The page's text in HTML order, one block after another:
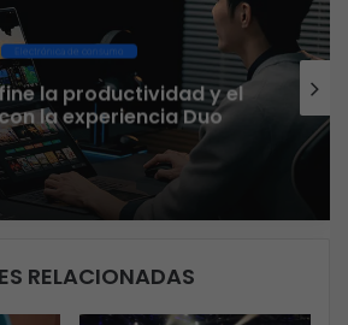
Ciberseguridad
las empresas en LATAM
que el phishing sigue
funcionando
RELACIONADAS